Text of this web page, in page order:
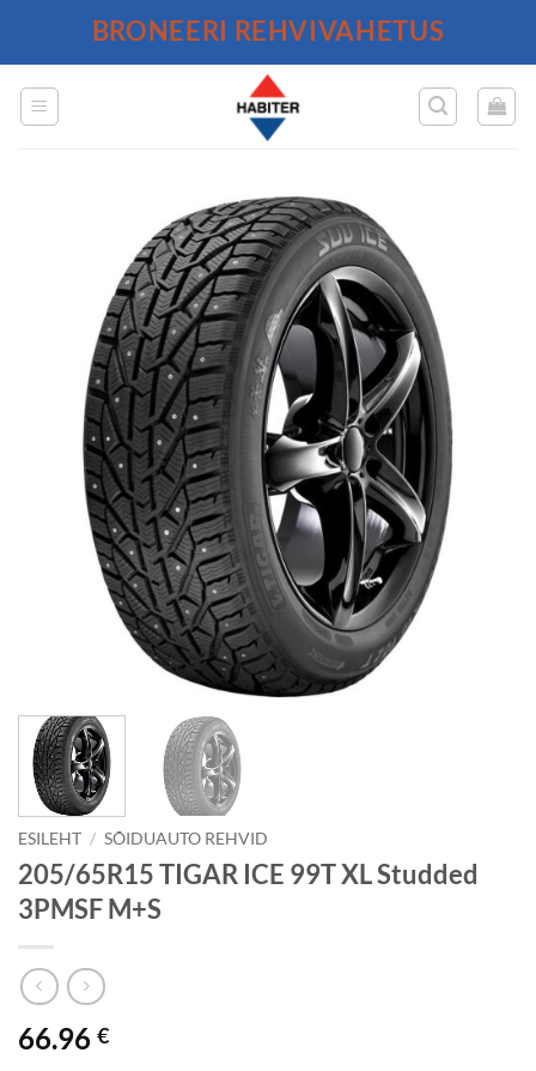
BRONEERI REHVIVAHETUS
ESILEHT / SÕIDUAUTO REHVID
205/65R15 TIGAR ICE 99T XL Studded
3PMSF M+S
66.96 €